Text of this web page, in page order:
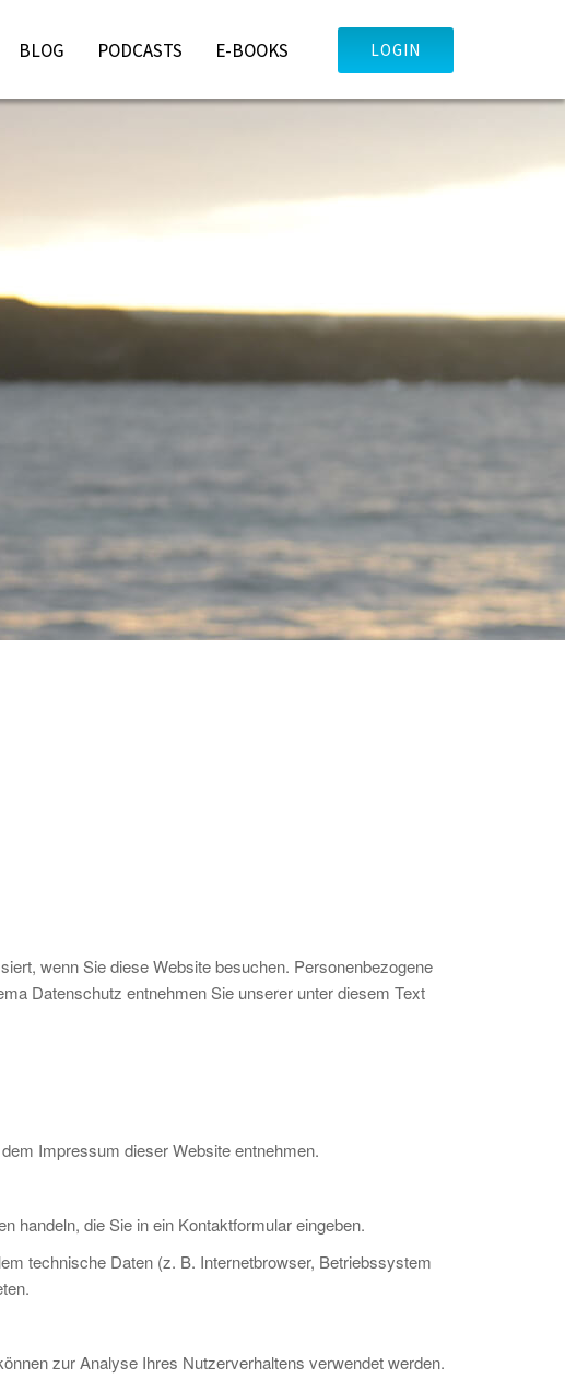
BLOG PODCASTS E-BOOKS LOGIN
wenn Sie diese Website besuchen. Personenbezogene
Datenschutz entnehmen Sie unserer unter diesem Text
Impressum dieser Website entnehmen.
handeln, die Sie in ein Kontaktformular eingeben.
technische Daten (z. B. Internetbrowser, Betriebssystem
zur Analyse Ihres Nutzerverhaltens verwendet werden.